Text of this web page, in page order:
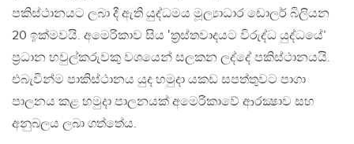
පකිස්ථානයට ලබා දී ඇති යුද්ධමය මූල්‍යාධාර ඩොලර් බිලියන
20 ඉක්මවයි. අමෙරිකාව සිය ‛ත්‍රස්තවාදයට විරුද්ධ යුද්ධයේ’
ප්‍රධාන හවුල්කරුවකු වශයෙන් සලකන ලද්දේ පකිස්ථානයයි.
එබැවින්ම පාකිස්ථානය යුද හමුදා යකඩ සපත්තුවට පාගා
පාලනය කළ හමුදා පාලනයක් අමෙරිකාවේ ආරක්‍ෂාව සහ
අනුබලය ලබා ගත්තේය.